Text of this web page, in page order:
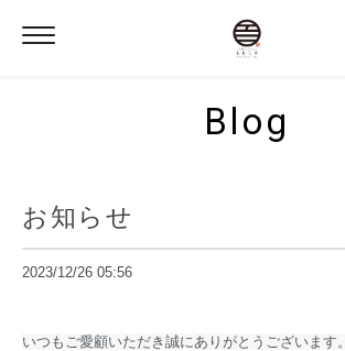
Blog
お知らせ
2023/12/26 05:56
いつもご愛顧いただき誠にありがとうございます。